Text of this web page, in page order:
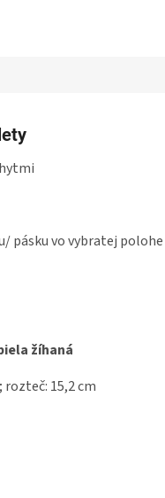
pásku vo vybratej polohe
žíhaná
rozteč: 15,2 cm